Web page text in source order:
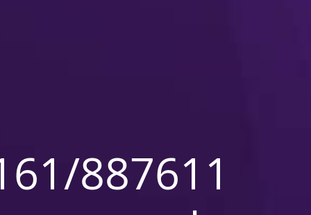
887611